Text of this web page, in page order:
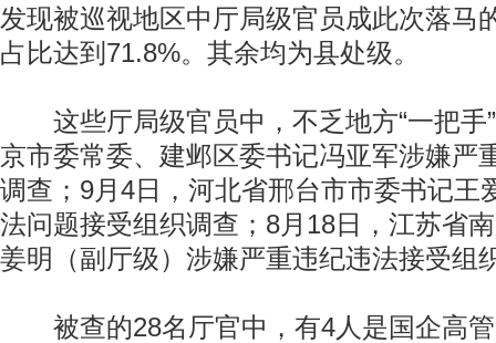
发现被巡视地区中厅局级官员成此次落马
占比达到71.8%。其余均为县处级。
这些厅局级官员中，不乏地方“一把手
京市委常委、建邺区委书记冯亚军涉嫌严
调查；9月4日，河北省邢台市市委书记王
法问题接受组织调查；8月18日，江苏省
姜明（副厅级）涉嫌严重违纪违法接受组
被查的28名厅官中，有4人是国企高管